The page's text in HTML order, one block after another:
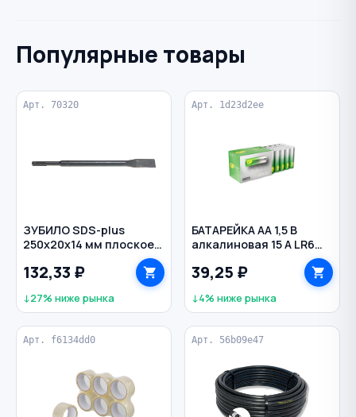
Популярные товары
Арт. 70320
ЗУБИЛО SDS-plus
250х20х14 мм плоское
132,33 ₽
↓27% ниже рынка
Арт. 1d23d2ee
БАТАРЕЙКА AA 1,5 В
алкалиновая 15 A LR6
39,25 ₽
↓4% ниже рынка
Арт. f6134dd0 Арт. 56b09e47